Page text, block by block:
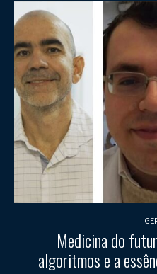
Medicina do
algoritmos e a